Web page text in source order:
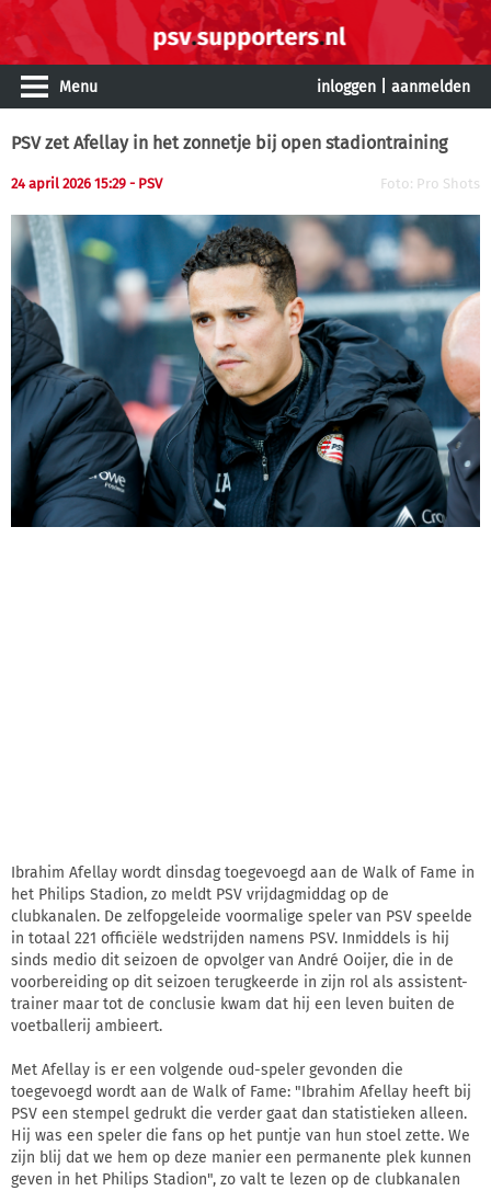
Menu inloggen aanmelden
PSV zet Afellay in het zonnetje bij open stadiontraining
24 april 2026 15:29 - PSV Foto: Pro Shots
Ibrahim Afellay wordt dinsdag toegevoegd aan de Walk of Fame in
het Philips Stadion, zo meldt PSV vrijdagmiddag op de
clubkanalen. De zelfopgeleide voormalige speler van PSV speelde
in totaal 221 officiële wedstrijden namens PSV. Inmiddels is hij
sinds medio dit seizoen de opvolger van André Ooijer, die in de
voorbereiding op dit seizoen terugkeerde in zijn rol als assistent-
trainer maar tot de conclusie kwam dat hij een leven buiten de
voetballerij ambieert.
Met Afellay is er een volgende oud-speler gevonden die
toegevoegd wordt aan de Walk of Fame: "Ibrahim Afellay heeft bij
PSV een stempel gedrukt die verder gaat dan statistieken alleen.
Hij was een speler die fans op het puntje van hun stoel zette. We
zijn blij dat we hem op deze manier een permanente plek kunnen
geven in het Philips Stadion", zo valt te lezen op de clubkanalen